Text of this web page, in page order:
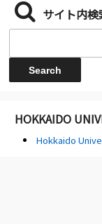
サイト内検
HOKKAIDO
Hokkaido